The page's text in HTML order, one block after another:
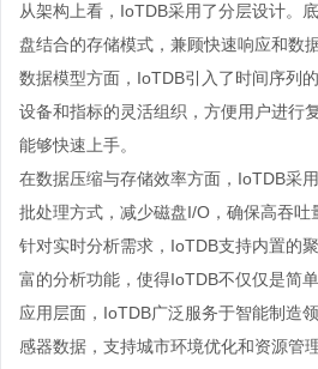
从架构上看，IoTDB采用了分层设计。
盘结合的存储模式，兼顾快速响应和数
数据模型方面，IoTDB引入了时间序列
设备和指标的灵活组织，方便用户进行
能够快速上手。
在数据压缩与存储效率方面，IoTDB采
批处理方式，减少磁盘I/O，确保高吞
针对实时分析需求，IoTDB支持内置的
富的分析功能，使得IoTDB不仅仅是简
应用层面，IoTDB广泛服务于智能制造
感器数据，支持城市环境优化和资源管